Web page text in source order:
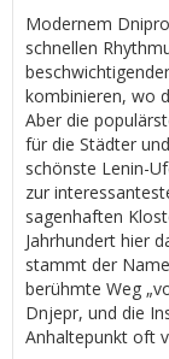
Modernem
schnellen
kombinieren, wo
Aber die
für die Städter
schönste Lenin-
zur
sagenhaften
Jahrhundert hier
stammt der
berühmte Weg
Dnjepr, und die
Anhaltepunkt oft